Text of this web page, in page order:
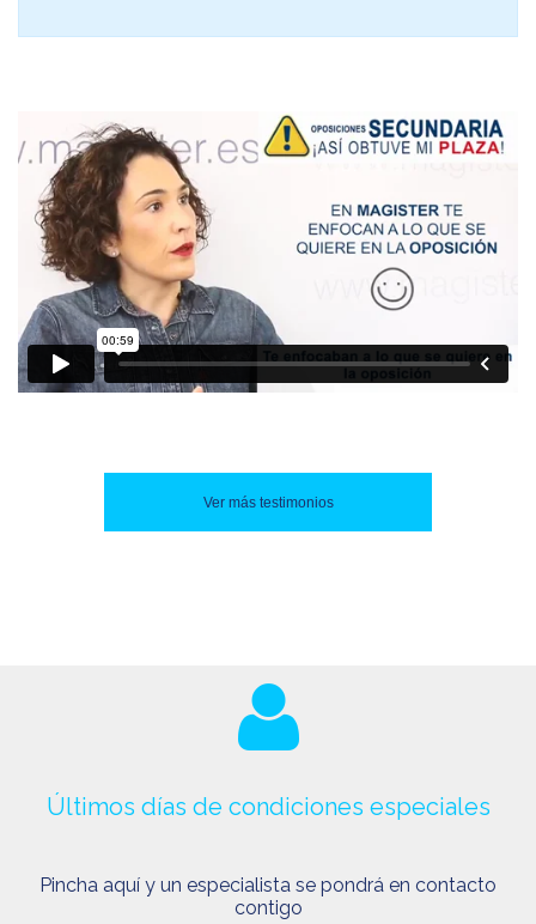
Ver más testimonios
Últimos días de condiciones especiales
Pincha aquí y un especialista se pondrá en contacto
contigo